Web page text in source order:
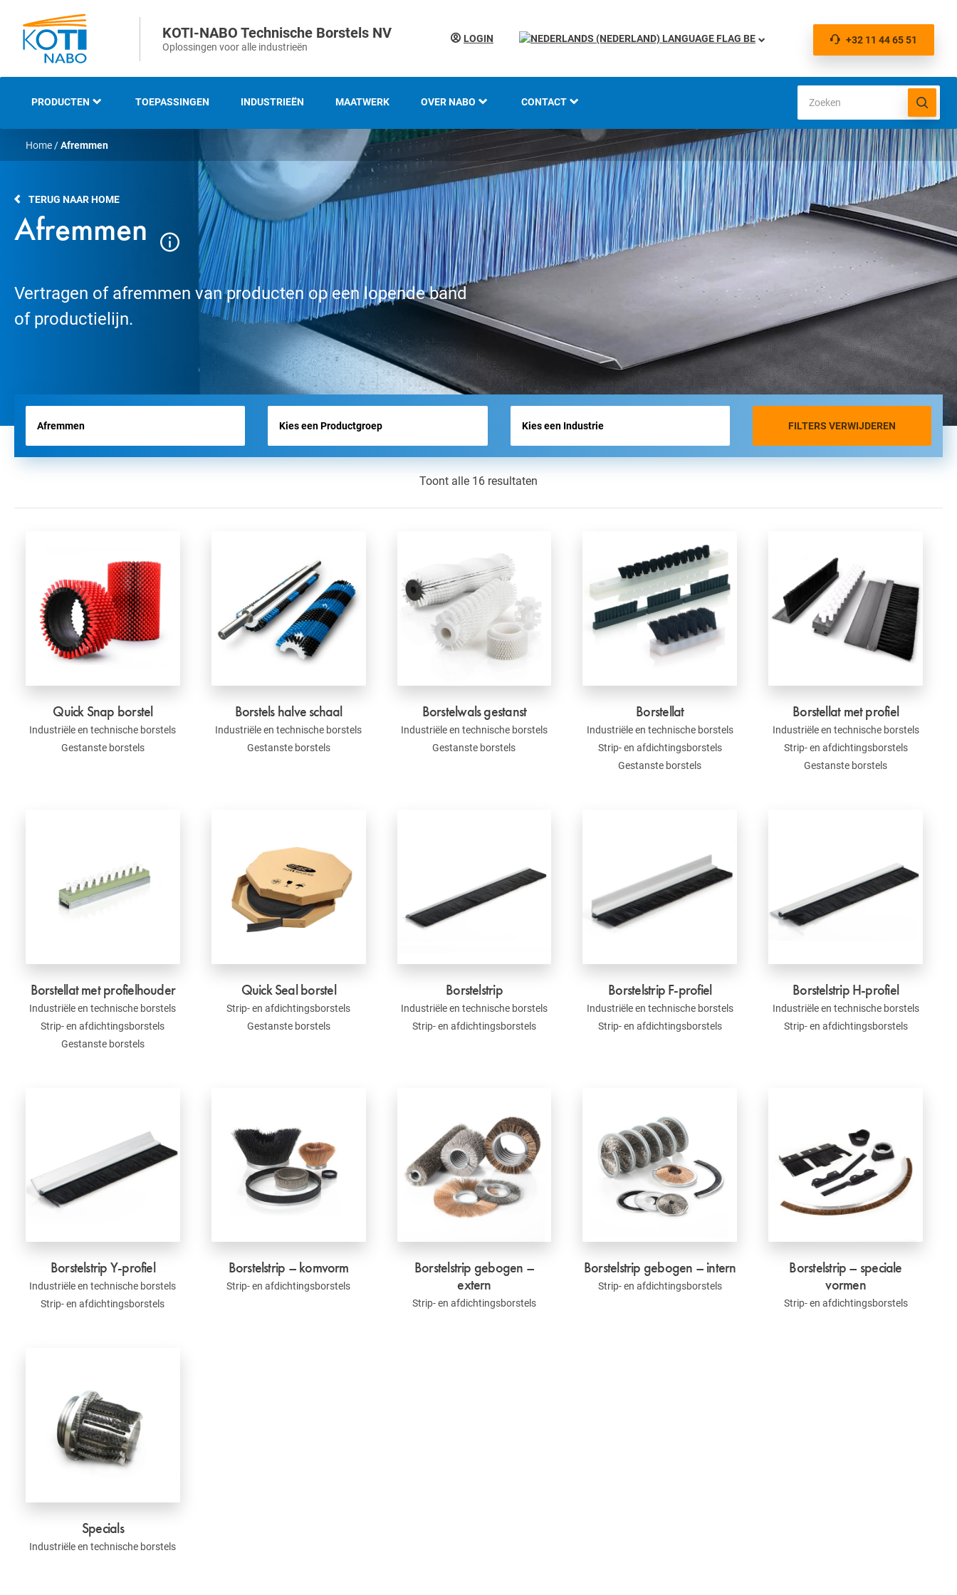
KOTI-NABO Technische Borstels NV
Oplossingen voor alle industrieën
LOGIN BE +32 11 44 65 51
PRODUCTEN
STRIP- EN
VEEG- EN
ALLE PRODUCTEN
TOEPASSINGEN INDUSTRIEËN MAATWERK OVER NABO
KOTI GROEP
GESCHIEDENIS
KENNIS EN EXPERTISE
INNOVATIE EN
DUURZAAMHEID
WERKEN BIJ KOTI-NABO
BEURSOVERZICHT
NIEUWS
CONTACT
LOCATIES
Home /Afremmen
TERUG NAAR HOME
Afremmen
Vertragen of afremmen van producten op een lopende band
of productielijn.
FILTERS VERWIJDEREN
Toont alle 16 resultaten
Quick Snap borstel
Industriële en technische borstels
Gestanste borstels
Borstels halve schaal
Industriële en technische borstels
Gestanste borstels
Borstelwals gestanst
Industriële en technische borstels
Gestanste borstels
Borstellat
Industriële en technische borstels
Strip- en afdichtingsborstels
Gestanste borstels
Borstellat met profiel
Industriële en technische borstels
Strip- en afdichtingsborstels
Gestanste borstels
Borstellat met profielhouder
Industriële en technische borstels
Strip- en afdichtingsborstels
Gestanste borstels
Quick Seal borstel
Strip- en afdichtingsborstels
Gestanste borstels
Borstelstrip
Industriële en technische borstels
Strip- en afdichtingsborstels
Borstelstrip F-profiel
Industriële en technische borstels
Strip- en afdichtingsborstels
Borstelstrip H-profiel
Industriële en technische borstels
Strip- en afdichtingsborstels
Borstelstrip Y-profiel
Industriële en technische borstels
Strip- en afdichtingsborstels
Borstelstrip – komvorm
Strip- en afdichtingsborstels
Borstelstrip gebogen –
extern
Strip- en afdichtingsborstels
Borstelstrip gebogen – intern
Strip- en afdichtingsborstels
Borstelstrip – speciale
vormen
Strip- en afdichtingsborstels
Specials
Industriële en technische borstels